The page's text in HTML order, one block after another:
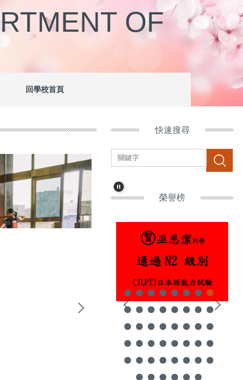
OF
回學校首頁
快速搜尋
搜尋
榮譽榜